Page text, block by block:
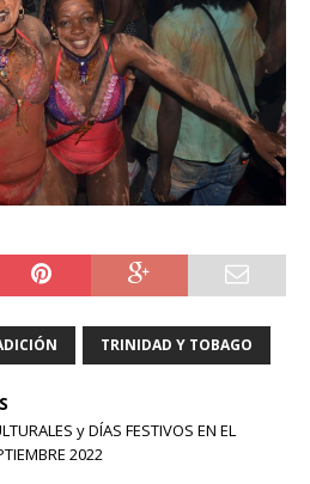
TRINIDAD Y TOBAGO
y DÍAS FESTIVOS EN EL
2022